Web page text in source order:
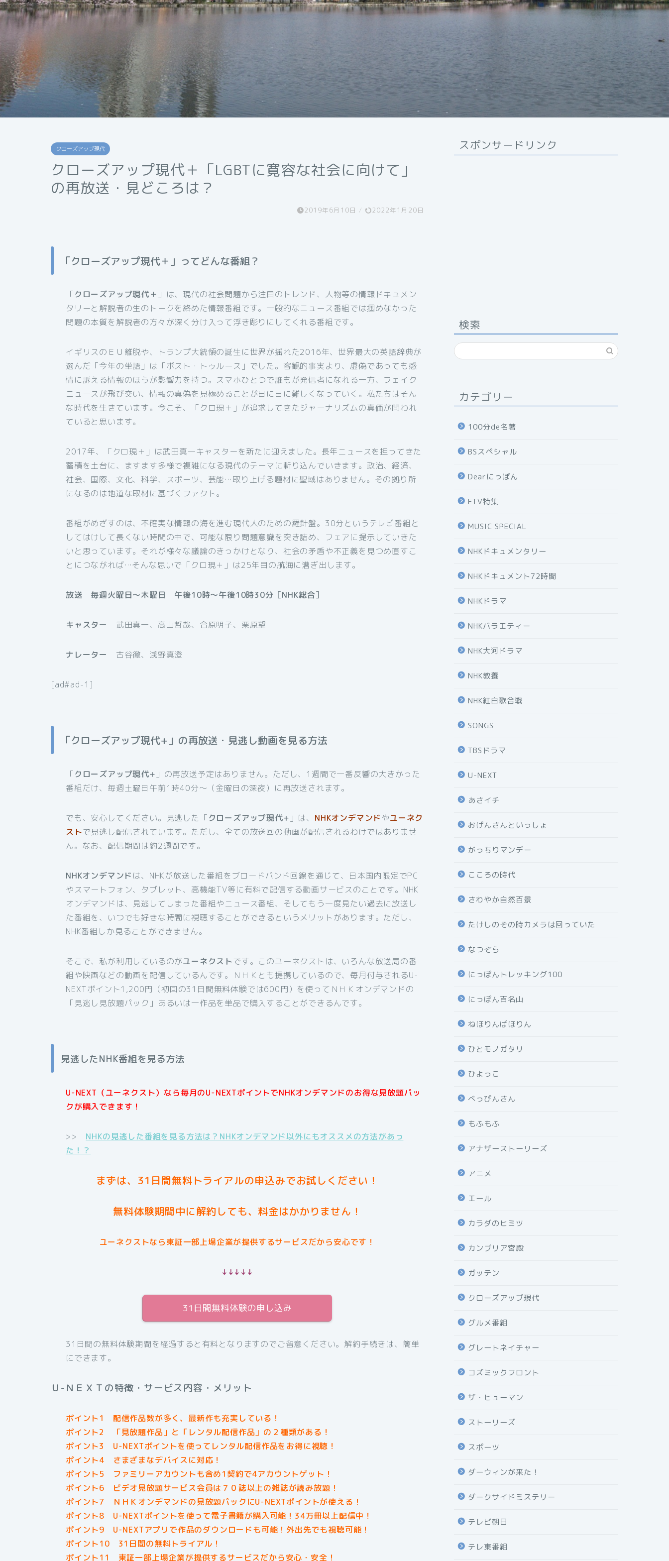
クローズアップ現代
クローズアップ現代＋「LGBTに寛容な社会に向けて」
の再放送・見どころは？
2019年6月10日 / 2022年1月20日
「クローズアップ現代＋」ってどんな番組？
「クローズアップ現代＋ 」は、現代の社会問題から注目のトレンド、人物等の情報ドキュメン
タリーと解説者の生のトークを絡めた情報番組です。一般的なニュース番組では掴めなかった
問題の本質を解説者の方々が深く分け入って浮き彫りにしてくれる番組です。
イギリスのＥＵ離脱や、トランプ大統領の誕生に世界が揺れた2016年、世界最大の英語辞典が
選んだ「今年の単語」は「ポスト・トゥルース」でした。客観的事実より、虚偽であっても感
情に訴える情報のほうが影響力を持つ。スマホひとつで誰もが発信者になれる一方、フェイク
ニュースが飛び交い、情報の真偽を見極めることが日に日に難しくなっていく。私たちはそん
な時代を生きています。今こそ、「クロ現＋」が追求してきたジャーナリズムの真価が問われ
ていると思います。
2017年、「クロ現＋」は武田真一キャスターを新たに迎えました。長年ニュースを担ってきた
蓄積を土台に、ますます多様で複雑になる現代のテーマに斬り込んでいきます。政治、経済、
社会、国際、文化、科学、スポーツ、芸能…取り上げる題材に聖域はありません。その拠り所
になるのは地道な取材に基づくファクト。
番組がめざすのは、不確実な情報の海を進む現代人のための羅針盤。30分というテレビ番組と
してはけして長くない時間の中で、可能な限り問題意識を突き詰め、フェアに提示していきた
いと思っています。それが様々な議論のきっかけとなり、社会の矛盾や不正義を見つめ直すこ
とにつながれば…そんな思いで「クロ現＋」は25年目の航海に漕ぎ出します。
放送 毎週火曜日～木曜日 午後10時～午後10時30分［NHK総合］
キャスター 武田真一、高山哲哉、合原明子、栗原望
ナレーター 古谷徹、浅野真澄
[ad#ad-1]
「クローズアップ現代+」の再放送・見逃し動画を見る方法
「クローズアップ現代+ 」の再放送予定はありません。ただし、1週間で一番反響の大きかった
番組だけ、毎週土曜日午前1時40分～（金曜日の深夜）に再放送されます。
でも、安心してください。見逃した「クローズアップ現代+ 」は、 NHKオンデマンドやユーネク
ストで見逃し配信されています。ただし、全ての放送回の動画が配信されるわけではありませ
ん。なお、配信期間は約2週間です。
NHKオンデマンド は、NHKが放送した番組をブロードバンド回線を通じて、日本国内限定でPC
やスマートフォン、タブレット、高機能TV等に有料で配信する動画サービスのことです。NHK
オンデマンドは、見逃してしまった番組やニュース番組、そしてもう一度見たい過去に放送し
た番組を、いつでも好きな時間に視聴することができるというメリットがあります。ただし、
NHK番組しか見ることができません。
そこで、私が利用しているのがユーネクストです。このユーネクストは、いろんな放送局の番
組や映画などの動画を配信しているんです。ＮＨＫとも提携しているので、毎月付与されるU-
NEXTポイント1,200円（初回の31日間無料体験では600円）を使ってＮＨＫオンデマンドの
「見逃し見放題パック」あるいは一作品を単品で購入することができるんです。
見逃したNHK番組を見る方法
U-NEXT（ユーネクスト）なら毎月のU-NEXTポイントでNHKオンデマンドのお得な見放題パッ
クが購入できます！
>> NHKの見逃した番組を見る方法は？NHKオンデマンド以外にもオススメの方法があっ
た！？
まずは、31日間無料トライアルの申込みでお試しください！
無料体験期間中に解約しても、料金はかかりません！
ユーネクストなら東証一部上場企業が提供するサービスだから安心です！
↓↓↓↓↓
31日間無料体験の申し込み
31日間の無料体験期間を経過すると有料となりますのでご留意ください。解約手続きは、簡単
にできます。
Ｕ-ＮＥＸＴの特徴・サービス内容・メリット
ポイント1 配信作品数が多く、最新作も充実している！
ポイント2 「見放題作品」と「レンタル配信作品」の２種類がある！
ポイント3 U-NEXTポイントを使ってレンタル配信作品をお得に視聴！
ポイント4 さまざまなデバイスに対応！
ポイント5 ファミリーアカウントも含め1契約で4アカウントゲット！
ポイント6 ビデオ見放題サービス会員は７０誌以上の雑誌が読み放題！
ポイント7 ＮＨＫオンデマンドの見放題パックにU-NEXTポイントが使える！
ポイント8 U-NEXTポイントを使って電子書籍が購入可能！34万冊以上配信中！
ポイント9 U-NEXTアプリで作品のダウンロードも可能！外出先でも視聴可能！
ポイント10 31日間の無料トライアル！
ポイント11 東証一部上場企業が提供するサービスだから安心・安全！
スポンサードリンク
検索
カテゴリー
100分de名著
BSスペシャル
Dearにっぽん
ETV特集
MUSIC SPECIAL
NHKドキュメンタリー
NHKドキュメント72時間
NHKドラマ
NHKバラエティー
NHK大河ドラマ
NHK教養
NHK紅白歌合戦
SONGS
TBSドラマ
U-NEXT
あさイチ
おげんさんといっしょ
がっちりマンデー
こころの時代
さわやか自然百景
たけしのその時カメラは回っていた
なつぞら
にっぽんトレッキング100
にっぽん百名山
ねほりんぱほりん
ひとモノガタリ
ひよっこ
べっぴんさん
もふもふ
アナザーストーリーズ
アニメ
エール
カラダのヒミツ
カンブリア宮殿
ガッテン
クローズアップ現代
グルメ番組
グレートネイチャー
コズミックフロント
ザ・ヒューマン
ストーリーズ
スポーツ
ダーウィンが来た！
ダークサイドミステリー
テレビ朝日
テレ東番組